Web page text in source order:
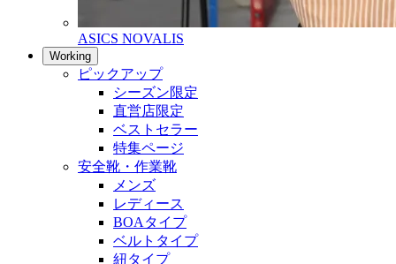
ASICS NOVALIS
Working
ピックアップ
シーズン限定
直営店限定
ベストセラー
特集ページ
安全靴・作業靴
メンズ
レディース
BOAタイプ
ベルトタイプ
紐タイプ